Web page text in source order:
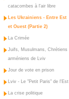
catacombes à l'air libre
Les Ukrainiens - Entre Est
et Ouest (Partie 2)
La Crimée
Juifs, Musulmans, Chrétiens
arméniens de Lviv
Jour de vote en prison
Lviv - Le "Petit Paris" de l'Est
La crise politique